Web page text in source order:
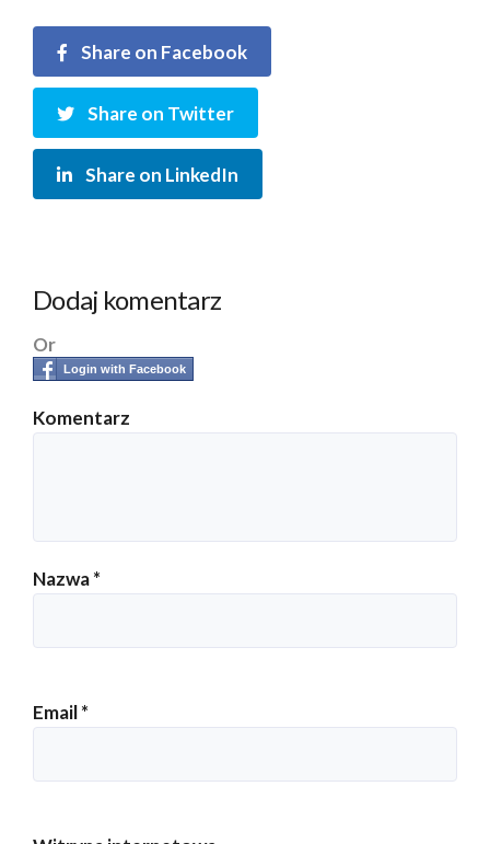
Share on Facebook
Share on Twitter
Share on LinkedIn
Dodaj komentarz
Or
Login with Facebook
Komentarz
Nazwa*
Email*